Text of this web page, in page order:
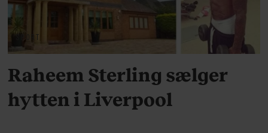
SPORT
Raheem Sterling sælger
hytten i Liverpool